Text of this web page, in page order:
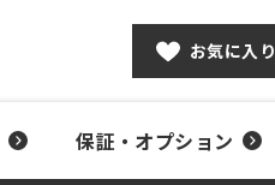
お気に入り
保証・オプション